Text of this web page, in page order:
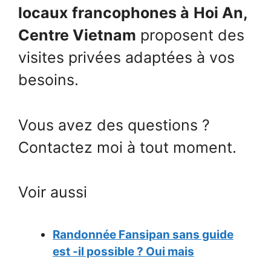
locaux francophones à Hoi An,
Centre Vietnam proposent des
visites privées adaptées à vos
besoins.
Vous avez des questions ?
Contactez moi à tout moment.
Voir aussi
Randonnée Fansipan sans guide
est -il possible ? Oui mais